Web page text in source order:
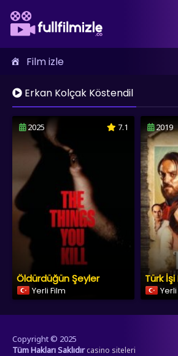
Film izle
Erkan Kolçak Köstendil
2025 7.1
Öldürdüğün Şeyler
Yerli Film
2019
Türk
Copyright © 2025
Tüm Hakları Saklıdır casino siteleri